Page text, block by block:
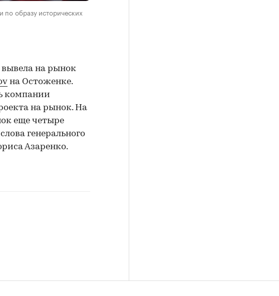
по образу исторических
на рынок
на Остоженке.
компании
на рынок. На
еще четыре
генерального
Азаренко.